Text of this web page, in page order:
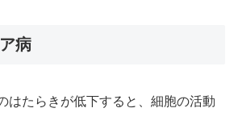
病
はたらきが低下すると、細胞の活動